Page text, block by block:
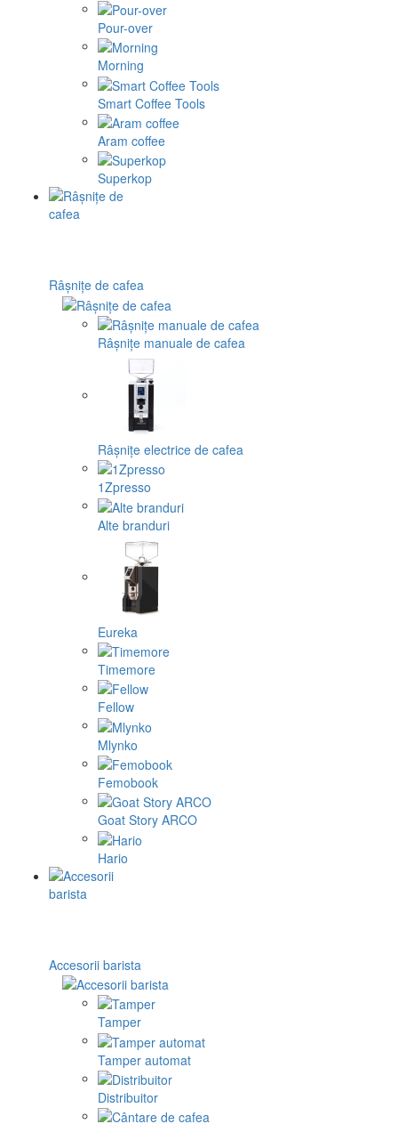
Pour-over
Morning
Smart Coffee Tools
Aram coffee
Superkop
Râșnițe de cafea
Râșnițe manuale de cafea
Râșnițe electrice de cafea
1Zpresso
Alte branduri
Eureka
Timemore
Fellow
Mlynko
Femobook
Goat Story ARCO
Hario
Accesorii barista
Tamper
Tamper automat
Distribuitor